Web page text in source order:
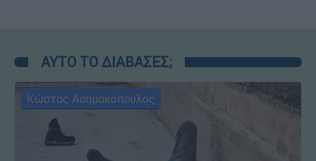
ΑΥΤΟ ΤΟ ΔΙΑΒΑΣΕΣ;
Κώστας Ασημακόπουλος